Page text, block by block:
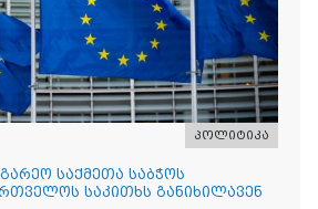
პოლიტიკა
საქმეთა საბჭოს
საკითხს განიხილავენ